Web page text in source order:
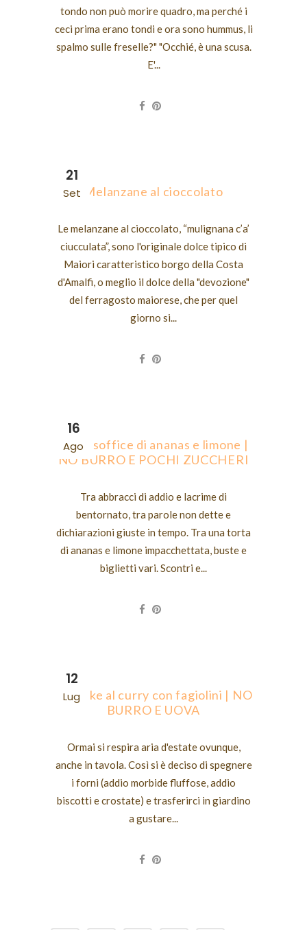
tondo non può morire quadro, ma perché i
ceci prima erano tondi e ora sono hummus, li
spalmo sulle freselle?" "Occhié, è una scusa.
E'...
21
Set Melanzane al cioccolato
Le melanzane al cioccolato, “mulignana c’a’
ciucculata”, sono l'originale dolce tipico di
Maiori caratteristico borgo della Costa
d'Amalfi, o meglio il dolce della "devozione"
del ferragosto maiorese, che per quel
giorno si...
16
Ago
Torta soffice di ananas e limone |
NO BURRO E POCHI ZUCCHERI
Tra abbracci di addio e lacrime di
bentornato, tra parole non dette e
dichiarazioni giuste in tempo. Tra una torta
di ananas e limone impacchettata, buste e
biglietti vari. Scontri e...
12
Lug
Pancake al curry con fagiolini | NO
BURRO E UOVA
Ormai si respira aria d'estate ovunque,
anche in tavola. Così si è deciso di spegnere
i forni (addio morbide fluffose, addio
biscotti e crostate) e trasferirci in giardino
a gustare...